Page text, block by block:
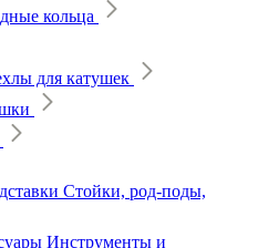
кольца
для катушек
Стойки, род-поды,
Инструменты и